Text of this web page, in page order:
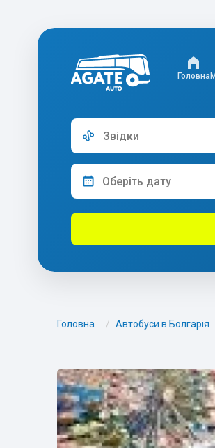
Головна
Звідки
Головна Автобуси в Болгарія